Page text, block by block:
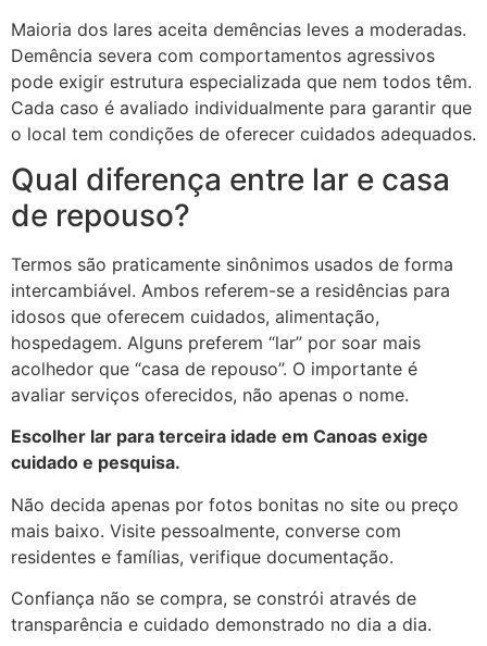
Maioria dos lares aceita demências leves a moderadas.
Demência severa com comportamentos agressivos
pode exigir estrutura especializada que nem todos têm.
Cada caso é avaliado individualmente para garantir que
o local tem condições de oferecer cuidados adequados.
Qual diferença entre lar e casa
de repouso?
Termos são praticamente sinônimos usados de forma
intercambiável. Ambos referem-se a residências para
idosos que oferecem cuidados, alimentação,
hospedagem. Alguns preferem “lar” por soar mais
acolhedor que “casa de repouso”. O importante é
avaliar serviços oferecidos, não apenas o nome.
Escolher lar para terceira idade em Canoas exige
cuidado e pesquisa.
Não decida apenas por fotos bonitas no site ou preço
mais baixo. Visite pessoalmente, converse com
residentes e famílias, verifique documentação.
Confiança não se compra, se constrói através de
transparência e cuidado demonstrado no dia a dia.